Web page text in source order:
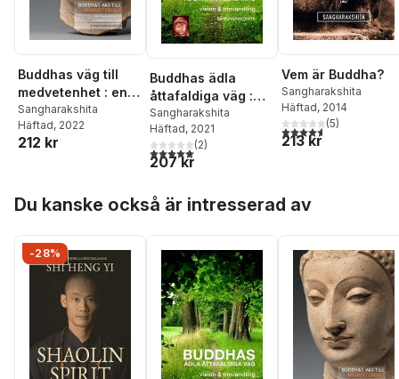
Buddhas väg till
medvetenhet : en
vägledning till
Satipatthana-sutta
Sangharakshita
Häftad, 2022
212 kr
Buddhas ädla
åttafaldiga väg :
vision och
omvandling
Sangharakshita
Häftad, 2021
5,0utav 5 stjärnor. Totalt antal röster:
(2)
207 kr
Vem är Buddha?
Sangharakshita
Häftad, 2014
4,6utav 5 stjärnor.
(5)
213 kr
Du kanske också är intresserad av
-28%